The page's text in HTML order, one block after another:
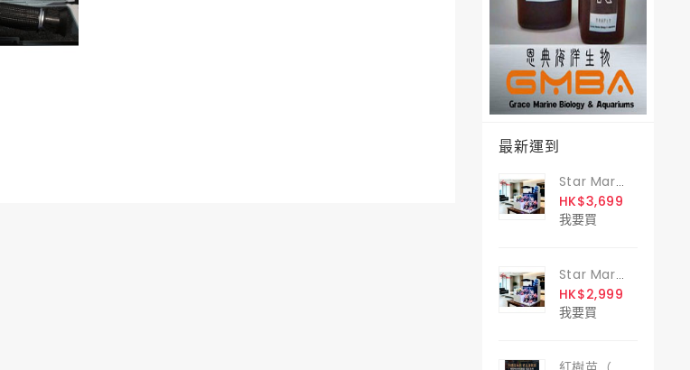
最新運到
Star Marine 斷崖式背濾缸 60
HK$3,699
我要買
Star Marine 斷崖式背濾缸 50
HK$2,999
我要買